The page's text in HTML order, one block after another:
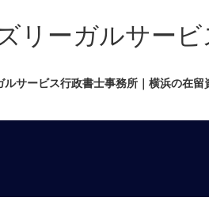
リーガルサー
ルサービス行政書士事務所｜横浜の在